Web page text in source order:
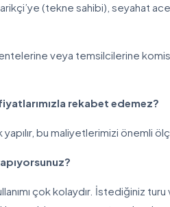
(tekne sahibi), seyahat
veya temsilcilerine
rekabet edemez?
bu maliyetlerimizi önemli
çok kolaydır. İstediğiniz